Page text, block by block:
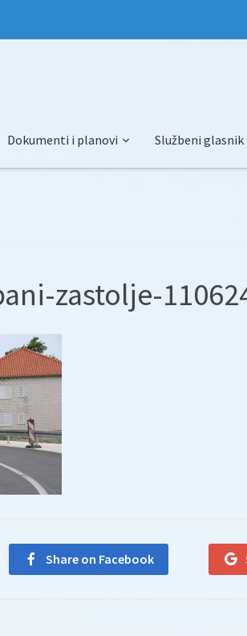
Dokumenti i planovi Službeni glasnik
zastolje-
Share on Facebook